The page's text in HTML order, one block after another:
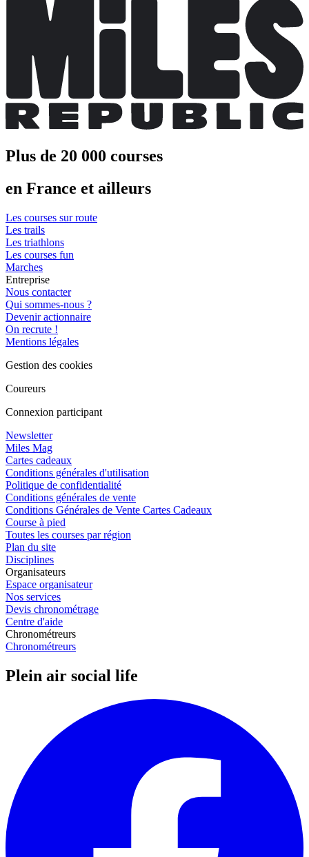
Plus de 20 000 courses
en France et ailleurs
Les courses sur route
Les trails
Les triathlons
Les courses fun
Marches
Entreprise
Nous contacter
Qui sommes-nous ?
Devenir actionnaire
On recrute !
Mentions légales
Gestion des cookies
Coureurs
Connexion participant
Newsletter
Miles Mag
Cartes cadeaux
Conditions générales d'utilisation
Politique de confidentialité
Conditions générales de vente
Conditions Générales de Vente Cartes Cadeaux
Course à pied
Toutes les courses par région
Plan du site
Disciplines
Organisateurs
Espace organisateur
Nos services
Devis chronométrage
Centre d'aide
Chronométreurs
Chronométreurs
Plein air social life